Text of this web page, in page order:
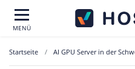
MENÜ
Startseite AI GPU Server in der